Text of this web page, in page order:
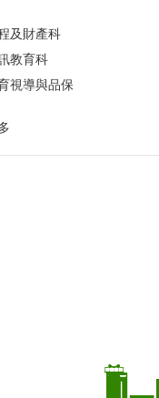
及財產科
教育科
視導與品保